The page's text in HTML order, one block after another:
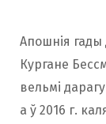
Апошнія гады
Кургане
вельмі
а ў 2016 г.